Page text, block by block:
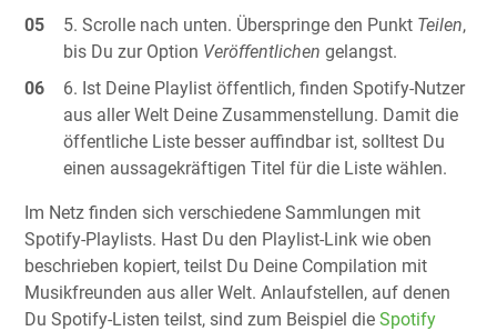
Scrolle nach unten. Überspringe den Punkt Teilen,
bis Du zur Option Veröffentlichen gelangst.
Ist Deine Playlist öffentlich, finden Spotify-Nutzer
aus aller Welt Deine Zusammenstellung. Damit die
öffentliche Liste besser auffindbar ist, solltest Du
einen aussagekräftigen Titel für die Liste wählen.
Im Netz finden sich verschiedene Sammlungen mit
Spotify-Playlists. Hast Du den Playlist-Link wie oben
beschrieben kopiert, teilst Du Deine Compilation mit
Musikfreunden aus aller Welt. Anlaufstellen, auf denen
Du Spotify-Listen teilst, sind zum Beispiel die Spotify